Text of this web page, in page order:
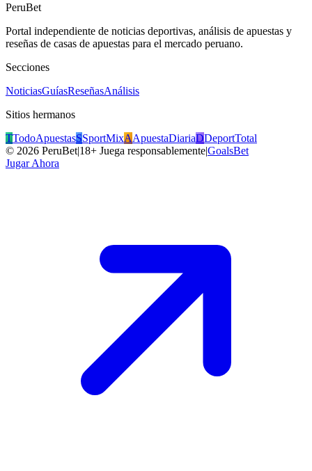
PeruBet
Portal independiente de noticias deportivas, análisis de apuestas y
reseñas de casas de apuestas para el mercado peruano.
Secciones
NoticiasGuíasReseñasAnálisis
Sitios hermanos
TTodoApuestasSSportMixAApuestaDiariaDDeportTotal
© 2026 PeruBet|18+ Juega responsablemente|GoalsBet
Jugar Ahora